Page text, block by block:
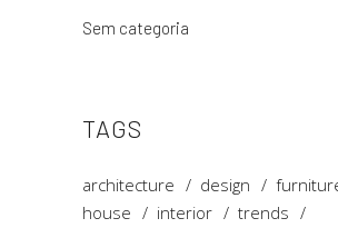
Sem categoria
TAGS
architecture design
house
interior trends